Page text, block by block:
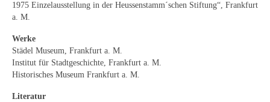
Norddeutsche Landschaften
1975 Einzelausstellung in der Heussenstamm´schen Stiftung“, Frankfurt
a. M.
Werke
Städel Museum, Frankfurt a. M.
Institut für Stadtgeschichte, Frankfurt a. M.
Historisches Museum Frankfurt a. M.
Literatur